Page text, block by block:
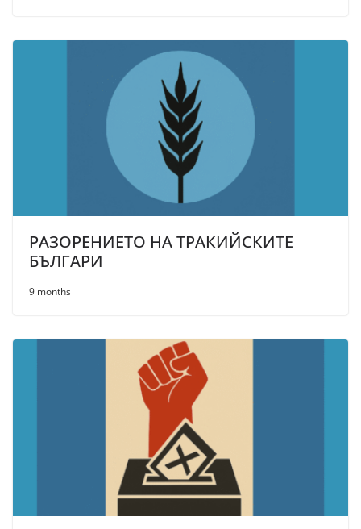
РАЗОРЕНИЕТО НА ТРАКИЙСКИТЕ
БЪЛГАРИ
9 months